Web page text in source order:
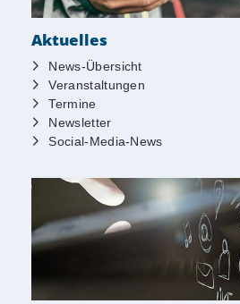
Aktuelles
News-Übersicht
Veranstaltungen
Termine
Newsletter
Social-Media-News